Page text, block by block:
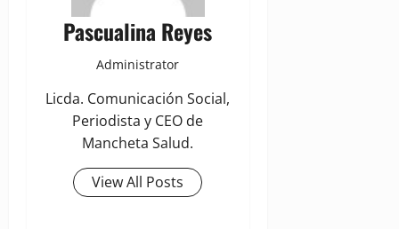
Pascualina Reyes
Administrator
Licda. Comunicación Social,
Periodista y CEO de
Mancheta Salud.
View All Posts